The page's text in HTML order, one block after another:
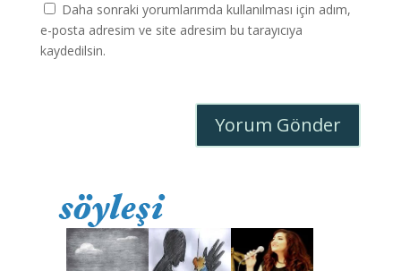
Daha sonraki yorumlarımda kullanılması için adım,
e-posta adresim ve site adresim bu tarayıcıya
kaydedilsin.